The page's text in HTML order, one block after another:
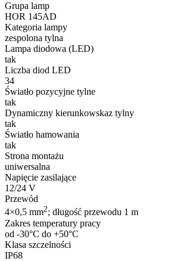
Grupa lamp
HOR 145AD
Kategoria lampy
zespolona tylna
Lampa diodowa (LED)
tak
Liczba diod LED
34
Światło pozycyjne tylne
tak
Dynamiczny kierunkowskaz tylny
tak
Światło hamowania
tak
Strona montażu
uniwersalna
Napięcie zasilające
12/24 V
Przewód
4×0,5 mm2; długość przewodu 1 m
Zakres temperatury pracy
od -30°C do +50°C
Klasa szczelności
IP68